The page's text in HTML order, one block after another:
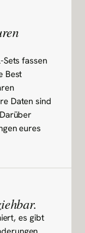
fassen
Best
Daten sind
eures
es gibt